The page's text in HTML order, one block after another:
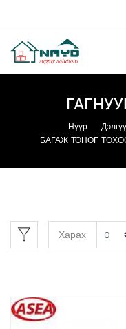
Нүүр
БАГАЖ ТОНОГ
Харах